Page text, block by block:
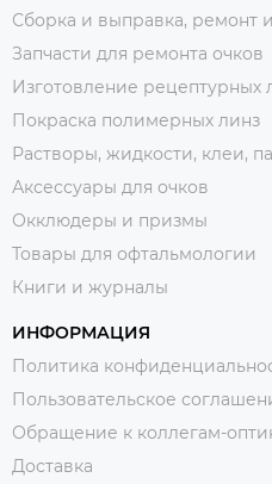
Сборка и выправка, ремонт
Запчасти для ремонта очков
Изготовление рецептурных
Покраска полимерных линз
Растворы, жидкости, клеи,
Аксессуары для очков
Окклюдеры и призмы
Товары для офтальмологии
Книги и журналы
ИНФОРМАЦИЯ
Политика
Пользовательское
Обращение к коллегам-
Доставка